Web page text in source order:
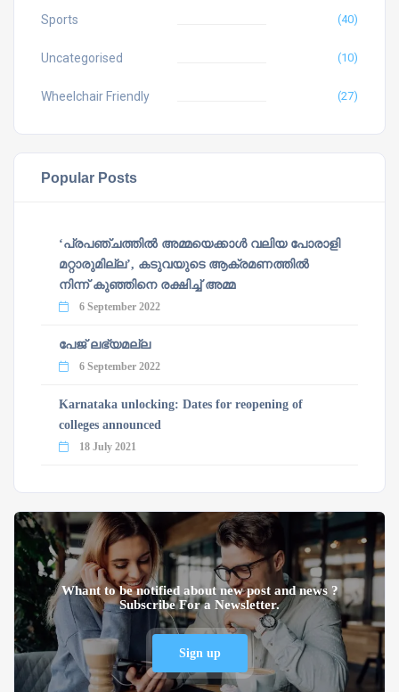
Sports (40)
Uncategorised (10)
Wheelchair Friendly (27)
Popular Posts
‘പ്രപഞ്ചത്തില്‍ അമ്മയെക്കാള്‍ വലിയ പോരാളി
മറ്റാരുമില്ല’, കടുവയുടെ ആക്രമണത്തില്‍
നിന്ന് കുഞ്ഞിനെ രക്ഷിച്ച് അമ്മ
6 September 2022
പേജ് ലഭ്യമല്ല
6 September 2022
Karnataka unlocking: Dates for reopening of
colleges announced
18 July 2021
Whant to be notified about new post and news ?
Subscribe For a Newsletter.
Sign up